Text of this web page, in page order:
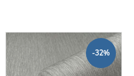
-32%